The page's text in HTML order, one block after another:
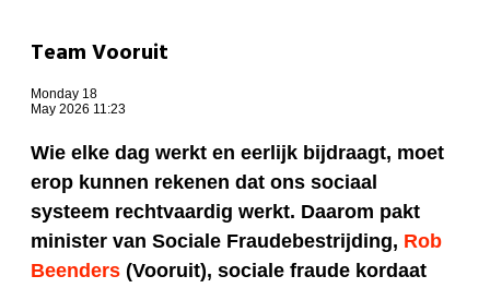
Team Vooruit
Monday 18
May 2026 11:23
Wie elke dag werkt en eerlijk bijdraagt, moet
erop kunnen rekenen dat ons sociaal
systeem rechtvaardig werkt. Daarom pakt
minister van Sociale Fraudebestrijding, Rob
Beenders (Vooruit), sociale fraude kordaat